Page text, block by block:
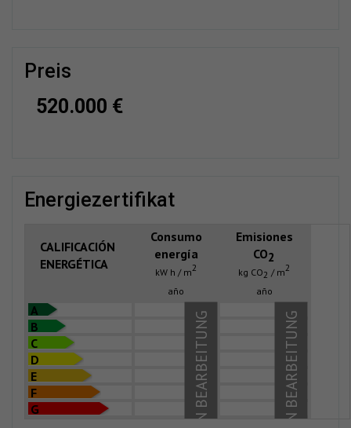
preis
520.000 €
energiezertifikat
CALIFICACIÓN
ENERGÉTICA
Consumo
energía
kW h / m2
año
Emisiones
CO2
kg CO2 / m2
año
A
B
C
D
E
F
G
IN BEARBEITUNG
IN BEARBEITUNG